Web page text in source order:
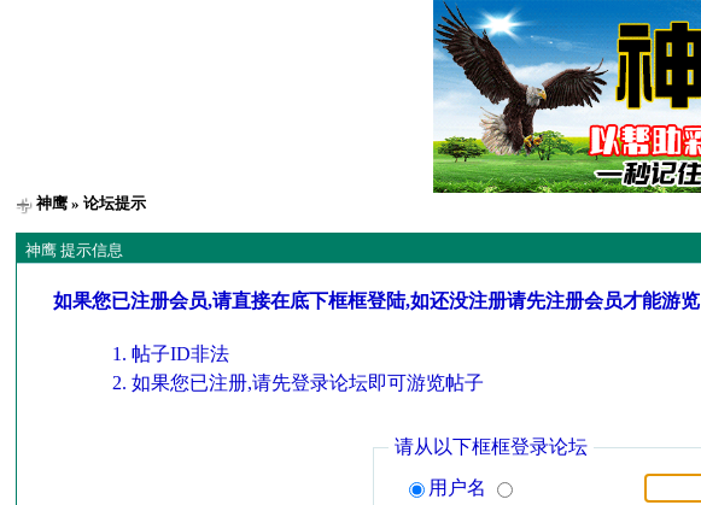
神鹰 » 论坛提示
神鹰 提示信息
如果您已注册会员,请直接在底下框框登陆,如还没注册请先注册会员才能游览
帖子ID非法
如果您已注册,请先登录论坛即可游览帖子
请从以下框框登录论坛
用户名